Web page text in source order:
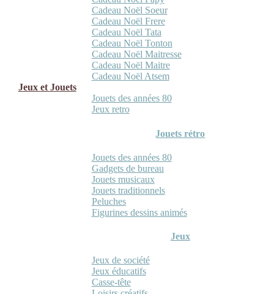
Cadeau Noël Soeur
Cadeau Noël Frere
Cadeau Noël Tata
Cadeau Noël Tonton
Cadeau Noël Maitresse
Cadeau Noël Maitre
Cadeau Noël Atsem
Jeux et Jouets
Jouets des années 80
Jeux retro
Jouets rétro
Jouets des années 80
Gadgets de bureau
Jouets musicaux
Jouets traditionnels
Peluches
Figurines dessins animés
Jeux
Jeux de société
Jeux éducatifs
Casse-tête